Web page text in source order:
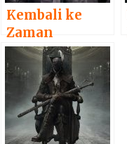
Kembali ke
Zaman
Medieval,
Final Fantasy
XVI Resmi
Diumumkan